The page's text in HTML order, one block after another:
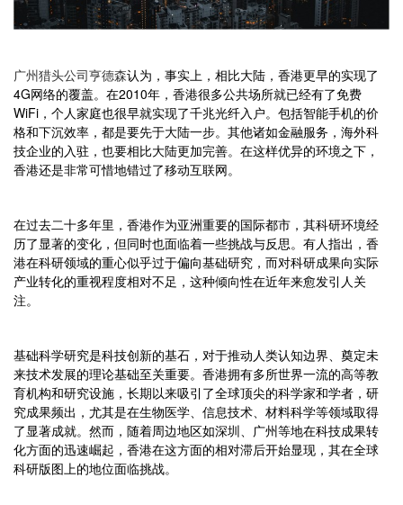
广州猎头公司亨德森认为，事实上，相比大陆，香港更早的实现了
4G网络的覆盖。在2010年，香港很多公共场所就已经有了免费
WiFi，个人家庭也很早就实现了千兆光纤入户。包括智能手机的价
格和下沉效率，都是要先于大陆一步。其他诸如金融服务，海外科
技企业的入驻，也要相比大陆更加完善。在这样优异的环境之下，
香港还是非常可惜地错过了移动互联网。
在过去二十多年里，香港作为亚洲重要的国际都市，其科研环境经
历了显著的变化，但同时也面临着一些挑战与反思。有人指出，香
港在科研领域的重心似乎过于偏向基础研究，而对科研成果向实际
产业转化的重视程度相对不足，这种倾向性在近年来愈发引人关
注。
基础科学研究是科技创新的基石，对于推动人类认知边界、奠定未
来技术发展的理论基础至关重要。香港拥有多所世界一流的高等教
育机构和研究设施，长期以来吸引了全球顶尖的科学家和学者，研
究成果频出，尤其是在生物医学、信息技术、材料科学等领域取得
了显著成就。然而，随着周边地区如深圳、广州等地在科技成果转
化方面的迅速崛起，香港在这方面的相对滞后开始显现，其在全球
科研版图上的地位面临挑战。